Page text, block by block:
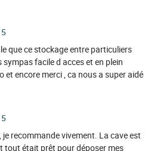
que ce stockage entre particuliers
facile d acces et en plein
et encore merci , ca nous a super aidé
recommande vivement. La cave est
tout était prêt pour déposer mes